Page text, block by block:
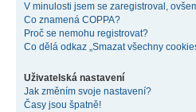
V minulosti jsem se zaregistroval,
Co znamená COPPA?
Proč se nemohu registrovat?
Co dělá odkaz „Smazat všechny
Uživatelská nastavení
Jak změním svoje nastavení?
Časy jsou špatně!